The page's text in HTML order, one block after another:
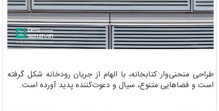
طراحی منحنی‌وار کتابخانه، با الهام از جریان رودخانه شکل گرفته
است و فضاهایی متنوع، سیال و دعوت‌کننده پدید آورده است.